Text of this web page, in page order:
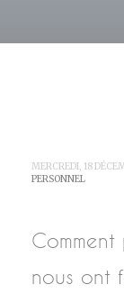
MERCREDI, 18
PERSONNEL
nous ont